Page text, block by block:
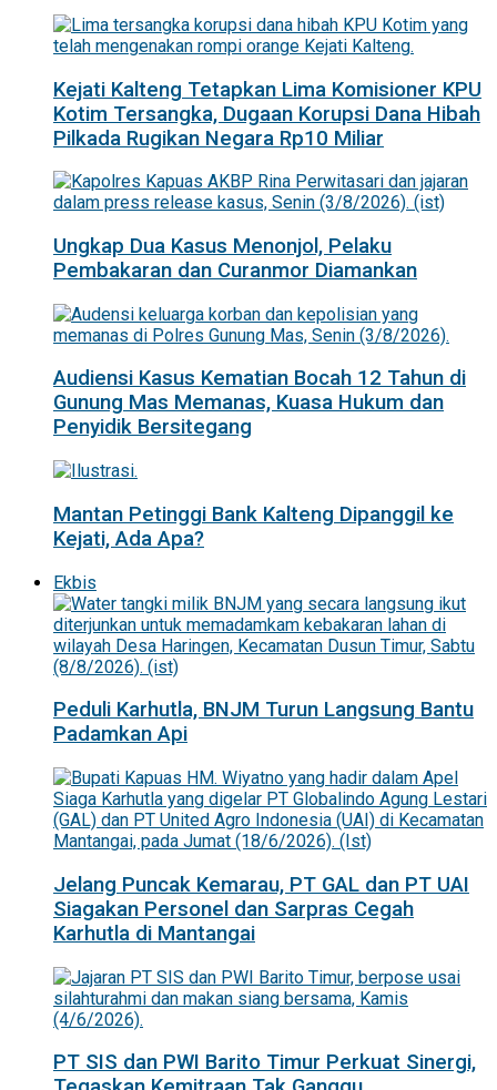
Kejati Kalteng Tetapkan Lima Komisioner KPU
Kotim Tersangka, Dugaan Korupsi Dana Hibah
Pilkada Rugikan Negara Rp10 Miliar
Ungkap Dua Kasus Menonjol, Pelaku
Pembakaran dan Curanmor Diamankan
Audiensi Kasus Kematian Bocah 12 Tahun di
Gunung Mas Memanas, Kuasa Hukum dan
Penyidik Bersitegang
Mantan Petinggi Bank Kalteng Dipanggil ke
Kejati, Ada Apa?
Ekbis
Peduli Karhutla, BNJM Turun Langsung Bantu
Padamkan Api
Jelang Puncak Kemarau, PT GAL dan PT UAI
Siagakan Personel dan Sarpras Cegah
Karhutla di Mantangai
PT SIS dan PWI Barito Timur Perkuat Sinergi,